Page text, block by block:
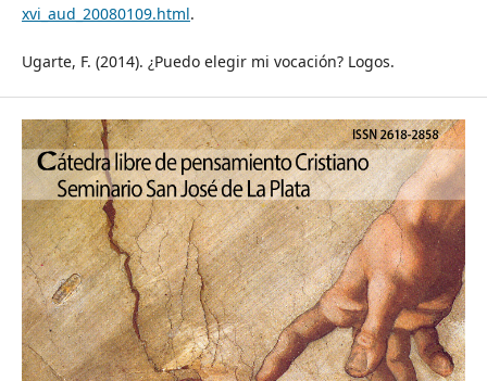
xvi_aud_20080109.html.
Ugarte, F. (2014). ¿Puedo elegir mi vocación? Logos.